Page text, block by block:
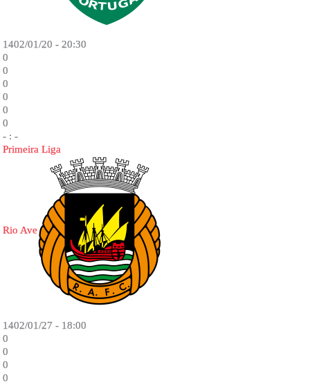
1402/01/20 - 20:30
0
0
0
0
0
0
- : -
Primeira Liga
Rio Ave
1402/01/27 - 18:00
0
0
0
0